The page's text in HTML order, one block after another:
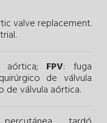
valve replacement.
aórtica; FPV: fuga
de válvula
de válvula aórtica.